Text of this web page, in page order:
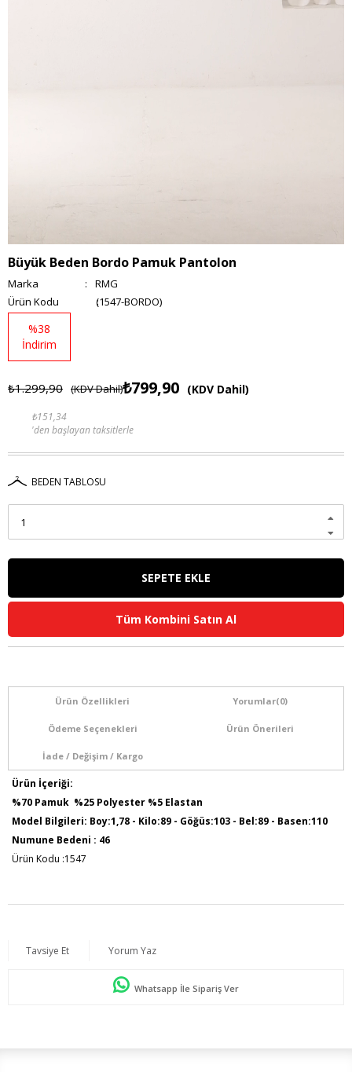
Büyük Beden Bordo Pamuk Pantolon
Marka :
RMG
(1547-BORDO)
%38
İndirim
₺1.299,90 (KDV Dahil)₺799,90 (KDV Dahil)
₺151,34
'den başlayan taksitlerle
BEDEN TABLOSU
Tüm Kombini Satın Al
Ürün Özellikleri Yorumlar(0)
Ödeme Seçenekleri Ürün Önerileri
İade / Değişim / Kargo
Ürün İçeriği:
%70 Pamuk %25 Polyester %5 Elastan
Model Bilgileri: Boy:1,78 - Kilo:89 - Göğüs:103 - Bel:89 - Basen:110
Numune Bedeni : 46
Ürün Kodu :1547
Tavsiye Et Yorum Yaz
Whatsapp İle Sipariş Ver